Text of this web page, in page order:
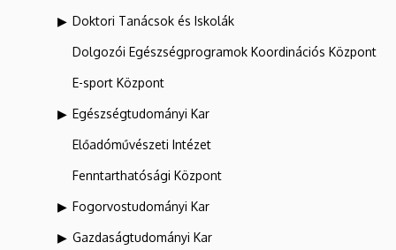
Doktori Tanácsok és Iskolák
Dolgozói Egészségprogramok Koordinációs Központ
E-sport Központ
Egészségtudományi Kar
Előadóművészeti Intézet
Fenntarthatósági Központ
Fogorvostudományi Kar
Gazdaságtudományi Kar